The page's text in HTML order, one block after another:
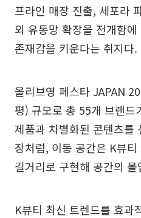
프라인 매장 진출, 세포라
외 유통망 확장을 전개함
존재감을 키운다는 취지다.
올리브영 페스타 JAPAN
평) 규모로 총 55개 브랜드
제품과 차별화된 콘텐츠를
장처럼, 이동 공간은 K뷰
길거리로 구현해 공간의
K뷰티 최신 트렌드를 효과